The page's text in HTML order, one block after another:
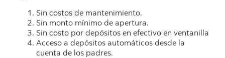
Sin costos de mantenimiento.
Sin monto mínimo de apertura.
Sin costo por depósitos en efectivo en ventanilla
Acceso a depósitos automáticos desde la
cuenta de los padres.